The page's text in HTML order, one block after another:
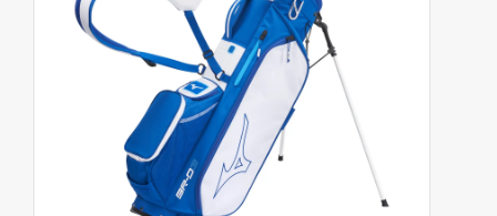
Waterproof